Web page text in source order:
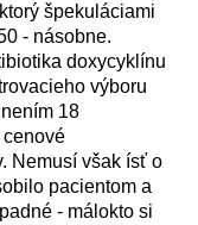
ý špekul áciami
- násobne.
doxycykl ínu
výboru
ím 18
cenové
Nemusí však ísť o
pacientom a
padné - má lokto si